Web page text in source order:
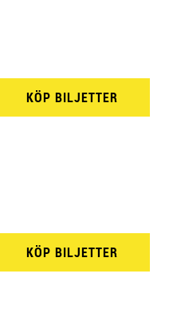
KÖP BILJETTER
KÖP BILJETTER